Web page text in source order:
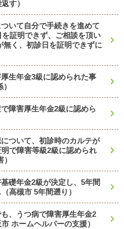
す）
いて自分で手続きを進めて
証明できず、ご相談を頂い
無く、初診日を証明できずに
厚生年金3級に認められた事
障害厚生年金2級に認めら
について、初診時のカルテが
で障害等級2級に認められ
礎年金2級が決定し、5年間
高槻市 5年間遡り）
も、うつ病で障害厚生年金2
ホームヘルパーの支援）